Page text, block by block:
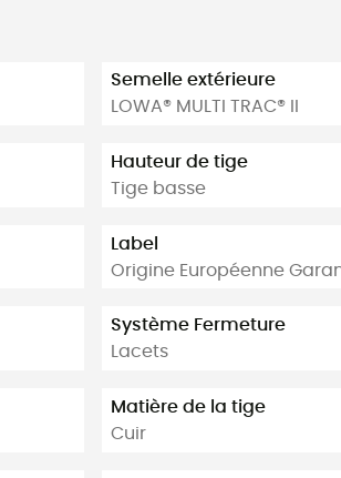
Semelle extérieure
LOWA® MULTI TRAC® II
Hauteur de tige
Tige basse
Label
Origine Européenne
Système Fermeture
Lacets
Matière de la tige
Cuir